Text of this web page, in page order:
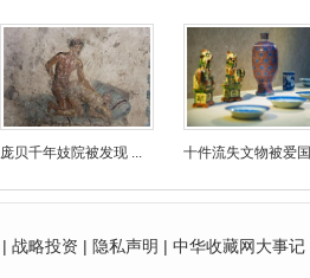
庞贝千年妓院被发现 ... 十件流失文物被爱
| 战略投资 | 隐私声明 | 中华收藏网大事记